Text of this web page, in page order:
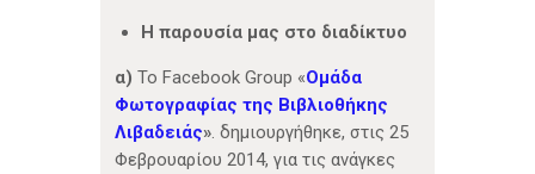
Η παρουσία μας στο διαδίκτυο
α) Το Facebook Group «Ομάδα
Φωτογραφίας της Βιβλιοθήκης
Λιβαδειάς». δημιουργήθηκε, στις 25
Φεβρουαρίου 2014, για τις ανάγκες